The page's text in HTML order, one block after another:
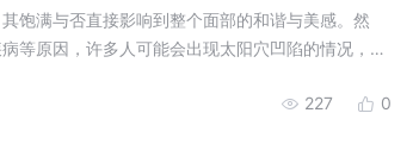
饱满与否直接影响到整个面部的和谐与美感。然
等原因，许多人可能会出现太阳穴凹陷的情况，这
、苍老。为了改善这一问题，填充太阳穴成为了一
227 0